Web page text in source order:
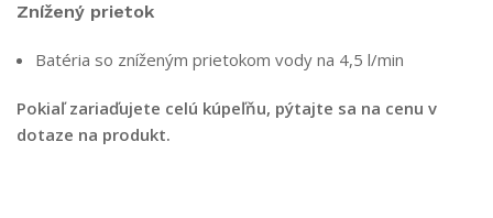
Znížený prietok
Batéria so zníženým prietokom vody na 4,5 l/min
Pokiaľ zariaďujete celú kúpeľňu, pýtajte sa na cenu v
dotaze na produkt.